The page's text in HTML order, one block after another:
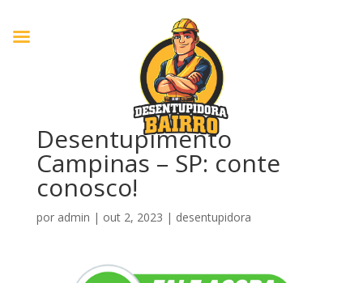
Desentupimento
Campinas – SP: conte
conosco!
por admin | out 2, 2023 | desentupidora